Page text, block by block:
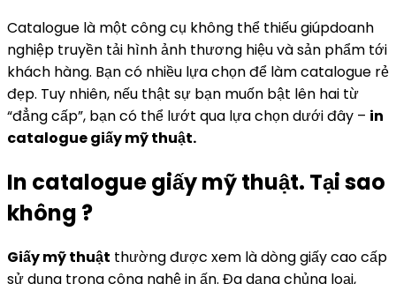
Catalogue là một công cụ không thể thiếu giúpdoanh
nghiệp truyền tải hình ảnh thương hiệu và sản phẩm tới
khách hàng. Bạn có nhiều lựa chọn để làm catalogue rẻ
đẹp. Tuy nhiên, nếu thật sự bạn muốn bật lên hai từ
“đẳng cấp”, bạn có thể lướt qua lựa chọn dưới đây – in
catalogue giấy mỹ thuật.
In catalogue giấy mỹ thuật. Tại sao
không ?
Giấy mỹ thuật thường được xem là dòng giấy cao cấp
sử dụng trong công nghệ in ấn. Đa dạng chủng loại,